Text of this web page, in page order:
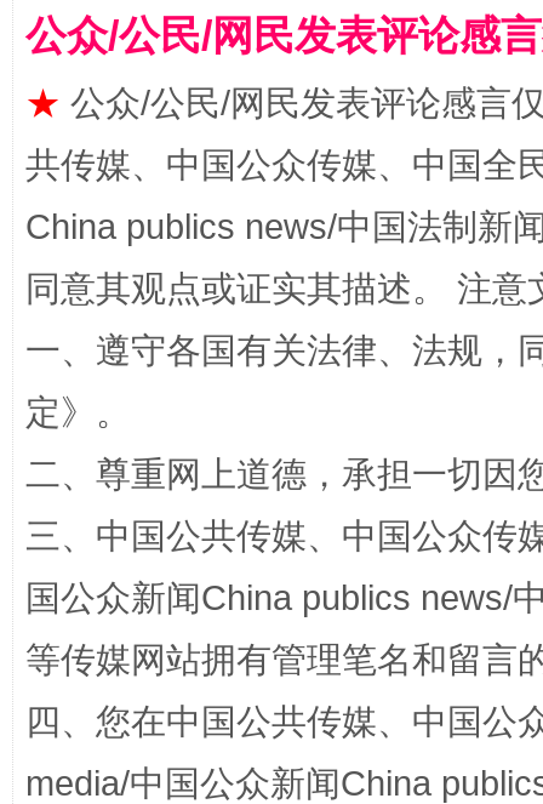
全民健身五年计划来了！等你上场
公众/公民/网民发表评论感
★ 公众/公民/网民发表评论感言
共传媒、中国公众传媒、中国全
China publics news/中国法制新
同意其观点或证实其描述。 注
一、遵守各国有关法律、法规，
定》。
二、尊重网上道德，承担一切因
三、中国公共传媒、中国公众传
国公众新闻China publics news/
等传媒网站拥有管理笔名和留言
四、您在中国公共传媒、中国公
media/中国公众新闻China